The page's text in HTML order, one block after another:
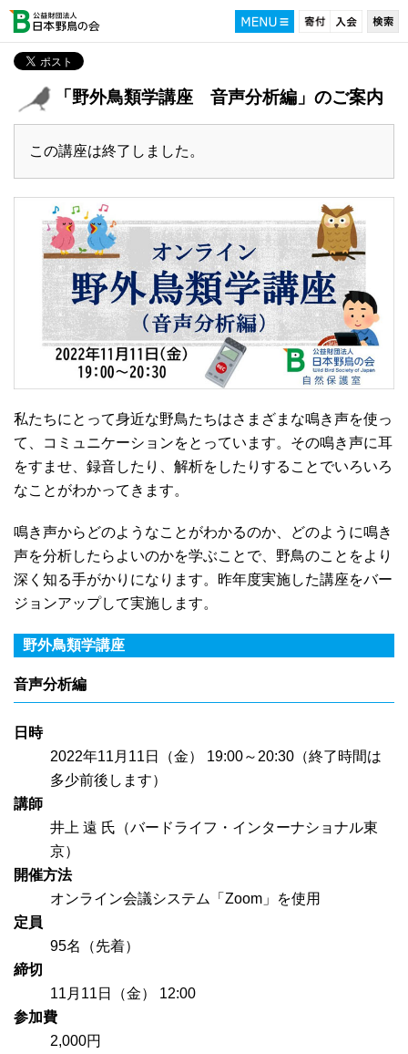
「野外鳥類学講座 音声分析編」のご案内
この講座は終了しました。
私たちにとって身近な野鳥たちはさまざまな鳴き声を使っ
て、コミュニケーションをとっています。その鳴き声に耳
をすませ、録音したり、解析をしたりすることでいろいろ
なことがわかってきます。
鳴き声からどのようなことがわかるのか、どのように鳴き
声を分析したらよいのかを学ぶことで、野鳥のことをより
深く知る手がかりになります。昨年度実施した講座をバー
ジョンアップして実施します。
野外鳥類学講座
音声分析編
日時
2022年11月11日（金） 19:00～20:30（終了時間は
多少前後します）
講師
井上 遠 氏（バードライフ・インターナショナル東
京）
開催方法
オンライン会議システム「Zoom」を使用
定員
95名（先着）
締切
11月11日（金） 12:00
参加費
2,000円